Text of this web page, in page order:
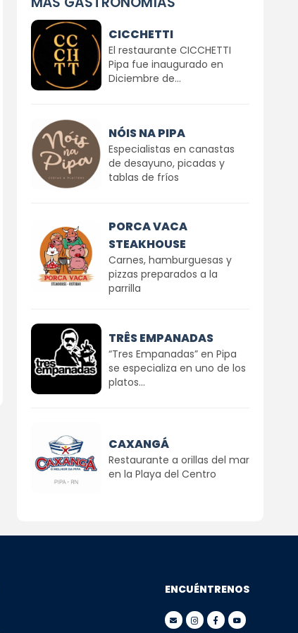
CICCHETTI
El restaurante CICCHETTI
Pipa fue inaugurado en
Diciembre de...
NÓIS NA PIPA
Especialistas en canastas
de desayuno, picadas y
tablas de fríos
PORCA VACA
STEAKHOUSE
Carnes, hamburguesas y
pizzas preparados a la
parrilla
TRÊS EMPANADAS
“Tres Empanadas” en Pipa
se especializa en uno de los
platos...
CAXANGÁ
Restaurante a orillas del mar
en la Playa del Centro
ENCUÉNTRENOS